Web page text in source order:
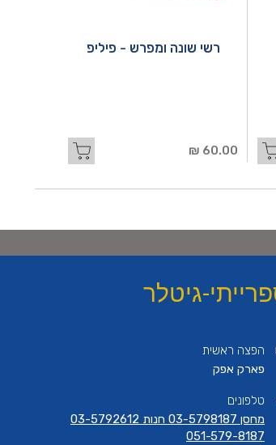
רשי שונה ומפרש - פיליפ
60.00 ₪
גיטלר
הפצה ראשית
פארק אפק
טלפונים
מחסן 03-5798187 חנות 03-5792612
051-579-8187